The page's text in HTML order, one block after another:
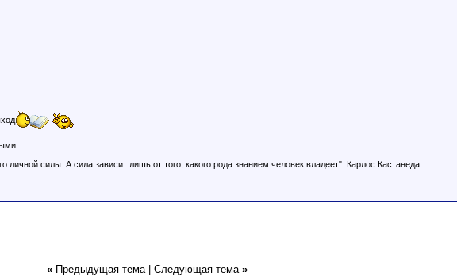
личной силы. А сила зависит лишь от того, какого рода знанием человек владеет". Карлос Кастанеда
« Предыдущая тема| Следующая тема »